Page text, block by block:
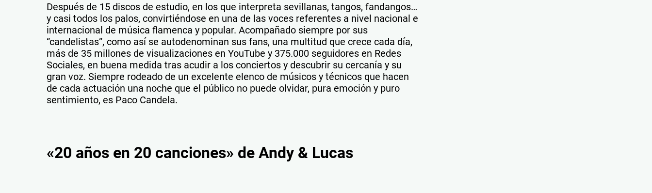
Después de 15 discos de estudio, en los que interpreta sevillanas, tangos, fandangos…
y casi todos los palos, convirtiéndose en una de las voces referentes a nivel nacional e
internacional de música flamenca y popular. Acompañado siempre por sus
“candelistas”, como así se autodenominan sus fans, una multitud que crece cada día,
más de 35 millones de visualizaciones en YouTube y 375.000 seguidores en Redes
Sociales, en buena medida tras acudir a los conciertos y descubrir su cercanía y su
gran voz. Siempre rodeado de un excelente elenco de músicos y técnicos que hacen
de cada actuación una noche que el público no puede olvidar, pura emoción y puro
sentimiento, es Paco Candela.
«20 años en 20 canciones» de Andy & Lucas